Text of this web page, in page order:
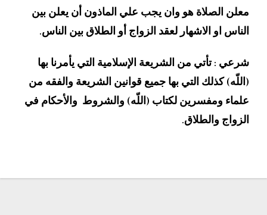
معلن الصلاة هو وان يجب علي الماذون أن يعلن بين
الناس او الاشهار لعقد الزواج أو الطلاق بين الناس.
شرعي : تأتي من الشريعة الإسلامية التي يأمرنا بها
(اللّه) كذلك التي بها جميع قوانين الشريعة والفقه من
علماء ومفسرين لكتاب (اللّه) والشروط والأحكام في
الزواج والطلاق.